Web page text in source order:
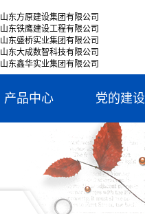
山东方原建设集团有限公司
山东铁鹰建设工程有限公司
山东盛桥实业集团有限公司
山东大成数智科技有限公司
山东鑫华实业集团有限公司
产品中心 党的建设